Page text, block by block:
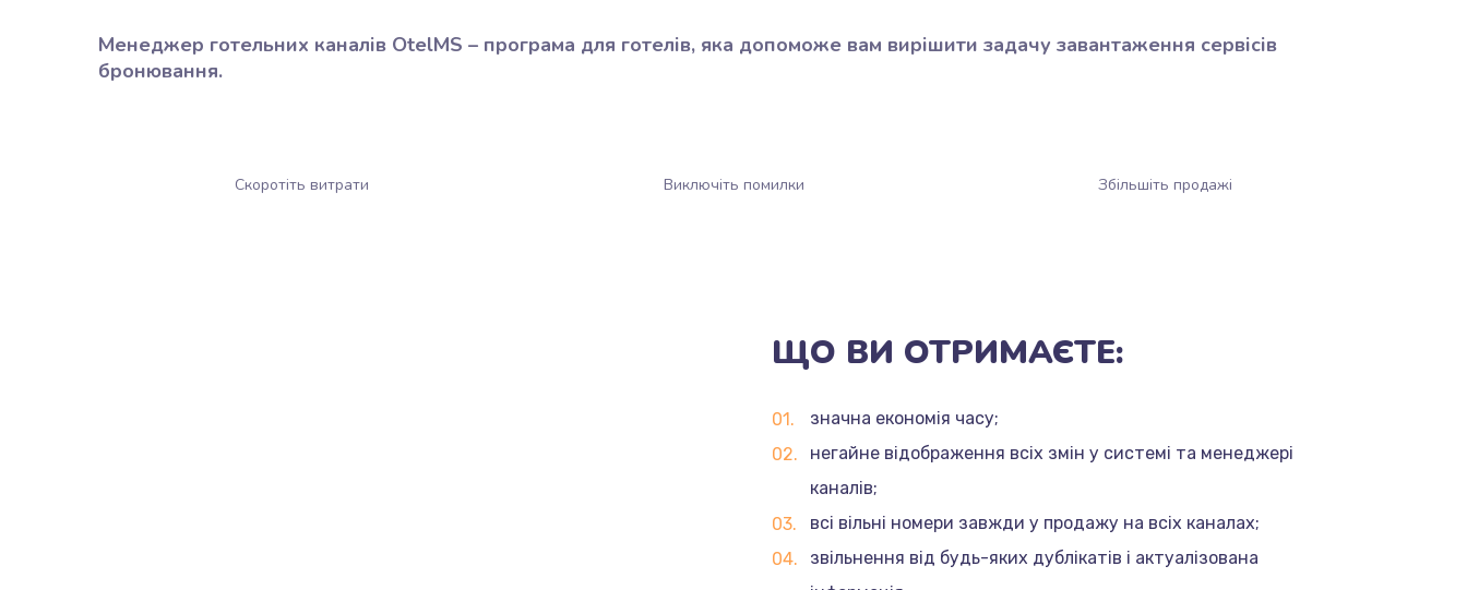
Менеджер готельних каналів OtelMS – програма для готелів, яка допоможе вам вирішити задачу завантаження сервісів
бронювання.
Скоротіть витрати Виключіть помилки Збільшіть продажі
ЩО ВИ ОТРИМАЄТЕ:
значна економія часу;
негайне відображення всіх змін у системі та менеджері
каналів;
всі вільні номери завжди у продажу на всіх каналах;
звільнення від будь-яких дублікатів і актуалізована